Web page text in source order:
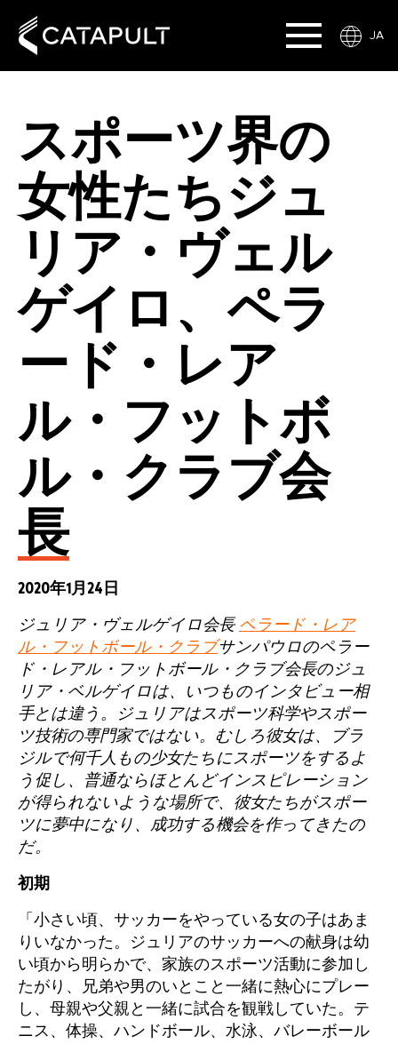
JA
スポーツ界の
女性たちジュ
リア・ヴェル
ゲイロ、ペラ
ード・レア
ル・フットボ
ル・クラブ会
長
2020年1月24日
ジュリア・ヴェルゲイロ会長 ペラード・レア
ル・フットボール・クラブサンパウロのペラー
ド・レアル・フットボール・クラブ会長のジュ
リア・ベルゲイロは、いつものインタビュー相
手とは違う。ジュリアはスポーツ科学やスポー
ツ技術の専門家ではない。むしろ彼女は、ブラ
ジルで何千人もの少女たちにスポーツをするよ
う促し、普通ならほとんどインスピレーション
が得られないような場所で、彼女たちがスポー
ツに夢中になり、成功する機会を作ってきたの
だ。
初期
「小さい頃、サッカーをやっている女の子はあま
りいなかった。ジュリアのサッカーへの献身は幼
い頃から明らかで、家族のスポーツ活動に参加し
たがり、兄弟や男のいとこと一緒に熱心にプレー
し、母親や父親と一緒に試合を観戦していた。テ
ニス、体操、ハンドボール、水泳、バレーボール